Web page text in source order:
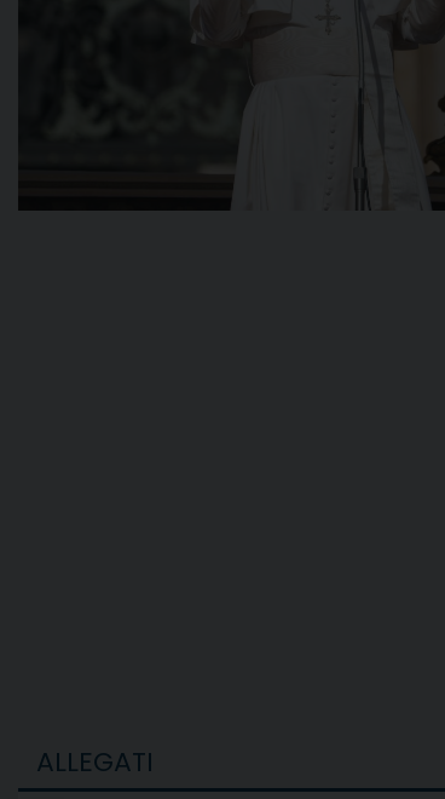
ALLEGATI